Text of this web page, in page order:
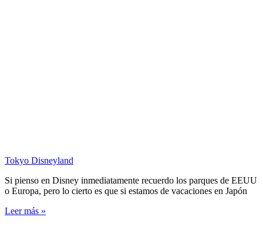
Tokyo Disneyland
Si pienso en Disney inmediatamente recuerdo los parques de EEUU
o Europa, pero lo cierto es que si estamos de vacaciones en Japón
Leer más »